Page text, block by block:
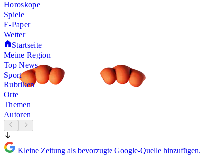
Horoskope
Spiele
E-Paper
Wetter
Startseite
Meine Region
Top News
Sport
Rubriken
Orte
Themen
Autoren
Kleine Zeitung als bevorzugte Google-Quelle hinzufügen.